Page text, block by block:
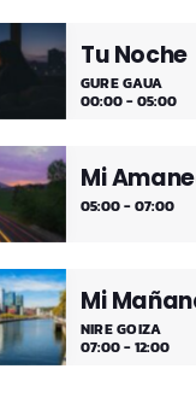
Tu Noche
GURE GAUA
00:00 - 05:00
Mi
05:00 - 07:00
Mi
NIRE GOIZA
07:00 - 12:00